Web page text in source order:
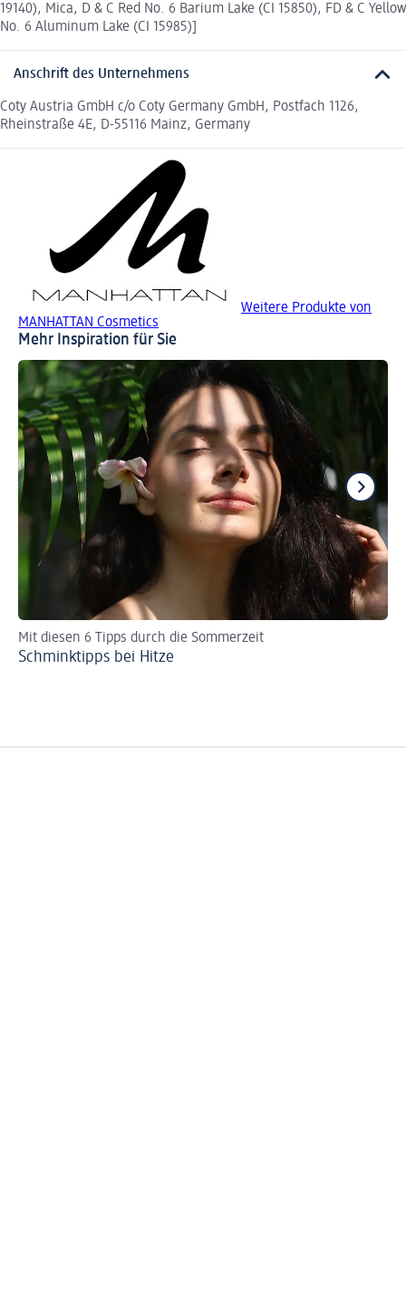
19140), Mica, D & C Red No. 6 Barium Lake (CI 15850), FD & C Yellow
No. 6 Aluminum Lake (CI 15985)]
Anschrift des Unternehmens
Coty Austria GmbH c/o Coty Germany GmbH, Postfach 1126,
Rheinstraße 4E, D-55116 Mainz, Germany
Weitere Produkte von
MANHATTAN Cosmetics
Mehr Inspiration für Sie
Mit diesen 6 Tipps durch die Sommerzeit
Schminktipps bei Hitze